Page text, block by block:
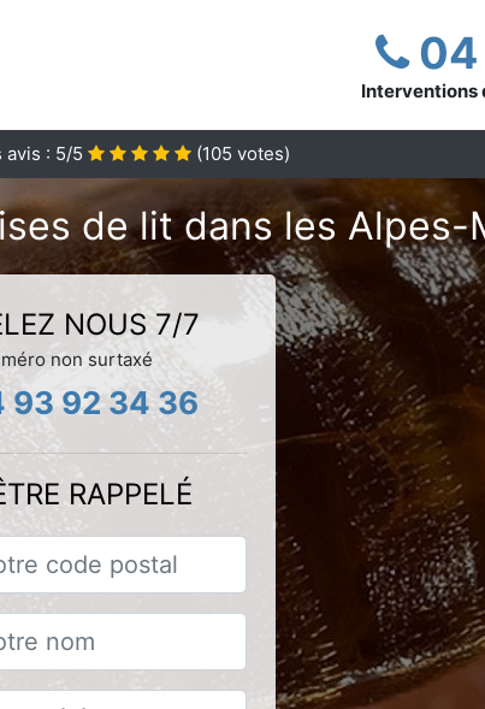
04
Interventions
avis : 5/5 (105 votes)
de lit dans les Alpes-
NOUS 7/7
non surtaxé
92 34 36
RAPPELÉ